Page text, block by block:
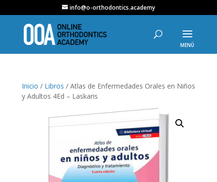
info@o-orthodontics.academy
Inicio / Libros / Atlas de Enfermedades Orales en Niños
y Adultos 4Ed – Laskaris